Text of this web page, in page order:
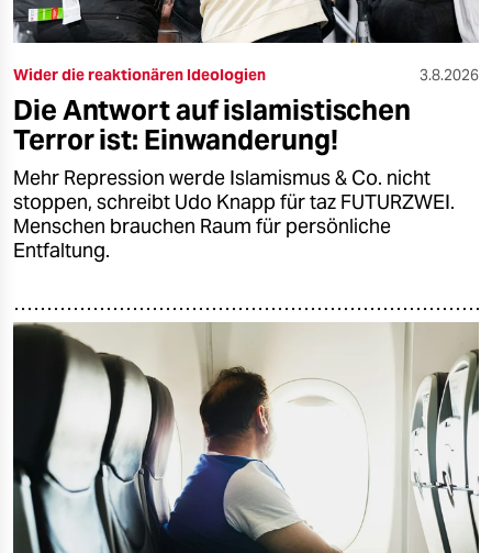
Wider die reaktionären Ideologien 3.8.2026
Die Antwort auf islamistischen
Terror ist: Einwanderung!
Mehr Repression werde Islamismus & Co. nicht
stoppen, schreibt Udo Knapp für taz FUTURZWEI.
Menschen brauchen Raum für persönliche
Entfaltung.